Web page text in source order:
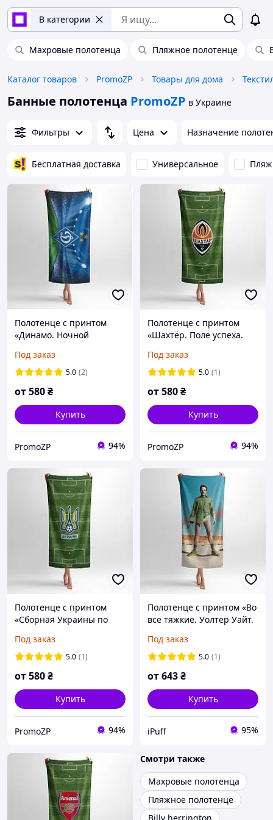
В категории
Махровые полотенца Пляжное полотенце
Каталог товаров PromoZP Товары для дома
Банные полотенца PromoZP в Украине
Фильтры Цена Назначение
Бесплатная доставка Универсальное
Полотенце с принтом
«Динамо. Ночной
Stadium»
Под заказ
5.0 (2)
от580₴
Купить
PromoZP 94%
Полотенце с принтом
«Шахтёр. Поле успеха.
Success»
Под заказ
5.0 (1)
от580₴
Купить
PromoZP 94%
Полотенце с принтом
«Сборная Украины по
Ukraine national football
team»
Под заказ
5.0 (1)
от580₴
Купить
PromoZP 94%
Полотенце с принтом «Во
все тяжкие. Уолтер Уайт.
White»
Под заказ
5.0 (1)
от643₴
Купить
iPuff 95%
Смотри также
Махровые полотенца
Пляжное полотенце